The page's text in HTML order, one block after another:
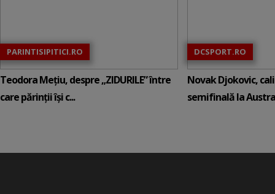
PARINTISIPITICI.RO
Teodora Mețiu, despre „ZIDURILE” între
care părinții își c...
DCSPORT.RO
Novak Djokovic,
semifinală la